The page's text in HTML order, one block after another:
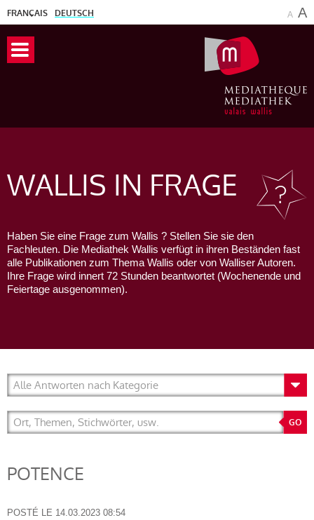
FRANÇAIS DEUTSCH A A
WALLIS IN FRAGE
Haben Sie eine Frage zum Wallis ? Stellen Sie sie den
Fachleuten. Die Mediathek Wallis verfügt in ihren Beständen fast
alle Publikationen zum Thema Wallis oder von Walliser Autoren.
Ihre Frage wird innert 72 Stunden beantwortet (Wochenende und
Feiertage ausgenommen).
POTENCE
POSTÉ LE 14.03.2023 08:54